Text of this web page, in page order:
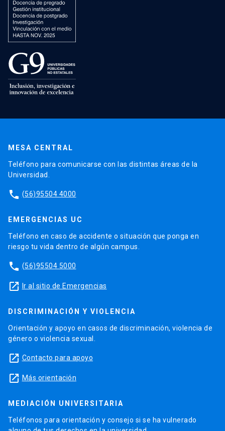
MESA CENTRAL
Teléfono para comunicarse con las distintas áreas de la
Universidad.
phone (56)95504 4000
EMERGENCIAS UC
Teléfono en caso de accidente o situación que ponga en
riesgo tu vida dentro de algún campus.
phone (56)95504 5000
launch Ir al sitio de Emergencias
DISCRIMINACIÓN Y VIOLENCIA
Orientación y apoyo en casos de discriminación, violencia de
género o violencia sexual.
launch Contacto para apoyo
launch Más orientación
MEDIACIÓN UNIVERSITARIA
Teléfonos para orientación y consejo si se ha vulnerado